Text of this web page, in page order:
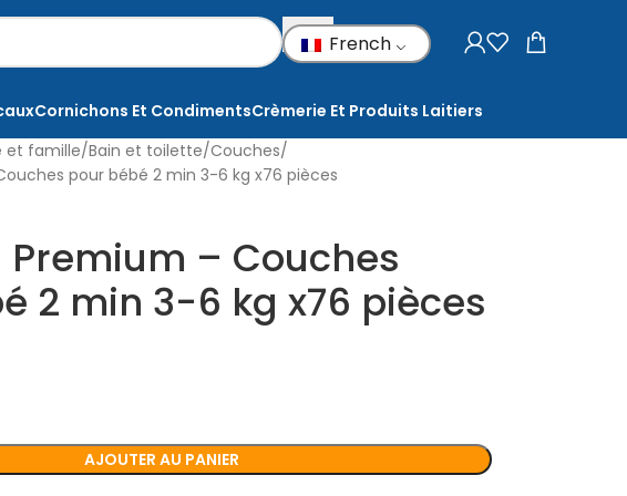
French
Cornichons Et CondimentsCrèmerie Et Produits Laitiers
et famille Bain et toilette Couches
pour bébé 2 min 3-6 kg x76 pièces
Premium – Couches
2 min 3-6 kg x76 pièces
AJOUTER AU PANIER